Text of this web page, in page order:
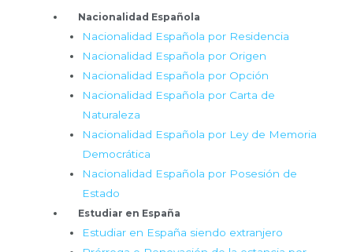
Nacionalidad Española
Nacionalidad Española por Residencia
Nacionalidad Española por Origen
Nacionalidad Española por Opción
Nacionalidad Española por Carta de
Naturaleza
Nacionalidad Española por Ley de Memoria
Democrática
Nacionalidad Española por Posesión de
Estado
Estudiar en España
Estudiar en España siendo extranjero
Menú